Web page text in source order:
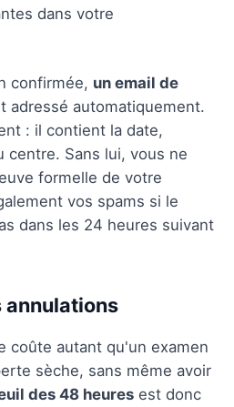
dans votre
confirmée, un email de
adressé automatiquement.
: il contient la date,
centre. Sans lui, vous ne
formelle de votre
vos spams si le
dans les 24 heures suivant
coûte autant qu'un examen
sèche, sans même avoir
des 48 heures est donc